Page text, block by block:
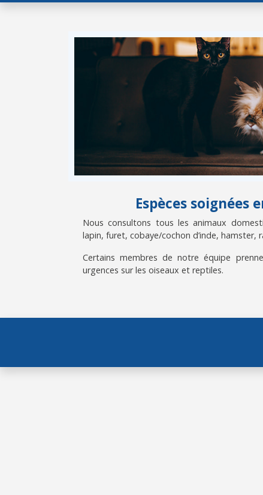
Espèces soignées
Nous consultons tous les animaux
lapin, furet, cobaye/cochon d’inde, hamster,
Certains membres de notre équipe
urgences sur les oiseaux et reptiles.